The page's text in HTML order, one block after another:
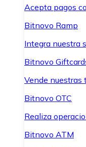
Acepta pagos
Bitnovo Ramp
Integra nuestra
Bitnovo
Vende nuestras
Bitnovo OTC
Realiza
Bitnovo ATM